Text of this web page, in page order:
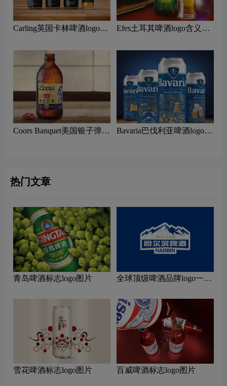
Carling英国卡林啤酒logo设
Efes土耳其啤酒logo含义及
Coors Banquet美国银子弹啤
Bavaria巴伐利亚啤酒logo设
热门文章
青岛啤酒标志logo图片
全球顶级啤酒品牌logo一
雪花啤酒标志logo图片 百威啤酒标志logo图片